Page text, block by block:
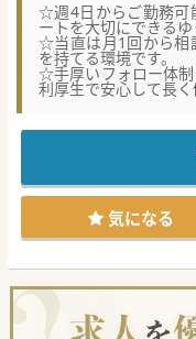
☆週4日からご勤務可
ートを大切にできるゆ
☆当直は月1回から相
を持てる環境です。
☆手厚いフォロー体
利厚生で安心して長
院長はエネルギッシ
い良好な人間関係が築
現在は紙カルテです
予定しており、さら
新しい体制づくりに
を行っております。
#秋入職可
気になる